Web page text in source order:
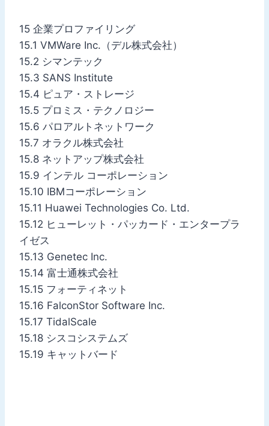
15 企業プロファイリング
15.1 VMWare Inc.（デル株式会社）
15.2 シマンテック
15.3 SANS Institute
15.4 ピュア・ストレージ
15.5 プロミス・テクノロジー
15.6 パロアルトネットワーク
15.7 オラクル株式会社
15.8 ネットアップ株式会社
15.9 インテル コーポレーション
15.10 IBMコーポレーション
15.11 Huawei Technologies Co. Ltd.
15.12 ヒューレット・パッカード・エンタープラ
イゼス
15.13 Genetec Inc.
15.14 富士通株式会社
15.15 フォーティネット
15.16 FalconStor Software Inc.
15.17 TidalScale
15.18 シスコシステムズ
15.19 キャットバード